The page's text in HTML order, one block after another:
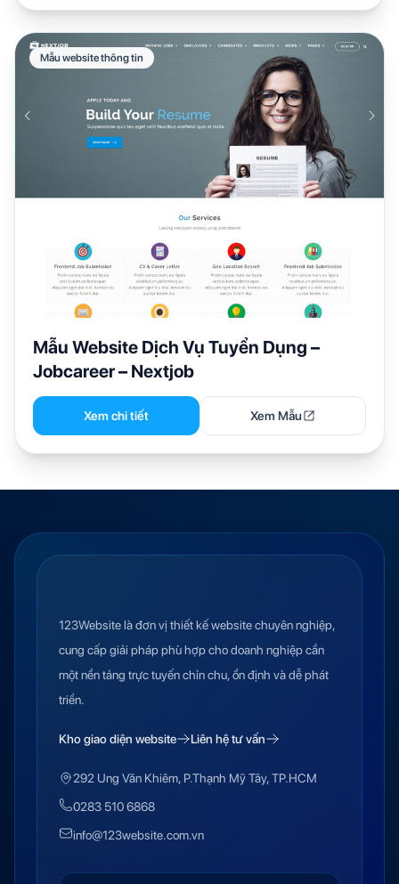
Mẫu website thông tin
Mẫu Website Dịch Vụ Tuyển Dụng –
Jobcareer – Nextjob
Xem chi tiết Xem Mẫu
123Website là đơn vị thiết kế website chuyên nghiệp,
cung cấp giải pháp phù hợp cho doanh nghiệp cần
một nền tảng trực tuyến chỉn chu, ổn định và dễ phát
triển.
Kho giao diện website Liên hệ tư vấn
292 Ung Văn Khiêm, P.Thạnh Mỹ Tây, TP.HCM
0283 510 6868
info@123website.com.vn